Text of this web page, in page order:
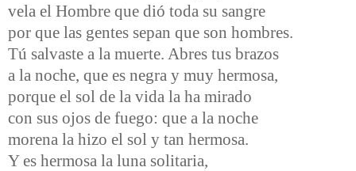
vela el Hombre que dió toda su sangre
por que las gentes sepan que son hombres.
Tú salvaste a la muerte. Abres tus brazos
a la noche, que es negra y muy hermosa,
porque el sol de la vida la ha mirado
con sus ojos de fuego: que a la noche
morena la hizo el sol y tan hermosa.
Y es hermosa la luna solitaria,